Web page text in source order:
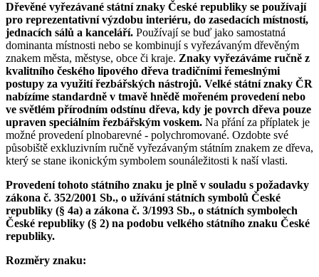
Dřevěné vyřezávané státní znaky České republiky se používají
pro reprezentativní výzdobu interiéru, do zasedacích místností,
jednacích sálů a kanceláří. Používají se buď jako samostatná
dominanta místnosti nebo se kombinují s vyřezávaným dřevěným
znakem města, městyse, obce či kraje. Znaky vyřezáváme ručně z
kvalitního českého lipového dřeva tradičními řemeslnými
postupy za využití řezbářských nástrojů. Velké státní znaky ČR
nabízíme standardně v tmavě hnědě mořeném provedení nebo
ve světlém přírodním odstínu dřeva, kdy je povrch dřeva pouze
upraven speciálním řezbářským voskem. Na přání za příplatek je
možné provedení plnobarevné - polychromované. Ozdobte své
působiště exkluzivním ručně vyřezávaným státním znakem ze dřeva,
který se stane ikonickým symbolem sounáležitosti k naší vlasti.
Provedení tohoto státního znaku je plně v souladu s požadavky
zákona č. 352/2001 Sb., o užívání státních symbolů České
republiky (§ 4a) a zákona č. 3/1993 Sb., o státních symbolech
České republiky (§ 2) na podobu velkého státního znaku České
republiky.
Rozměry znaku: